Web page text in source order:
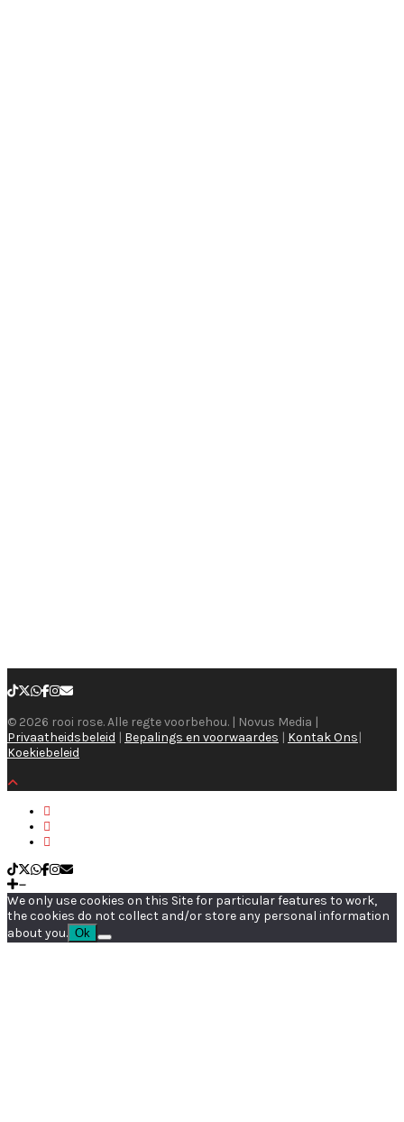
© 2026 rooi rose. Alle regte voorbehou. | Novus Media |
Privaatheidsbeleid | Bepalings en voorwaardes | Kontak Ons|
Koekiebeleid
We only use cookies on this Site for particular features to work,
the cookies do not collect and/or store any personal information
about you. Ok